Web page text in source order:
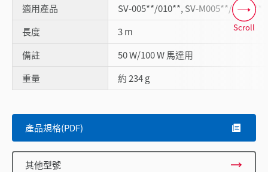
適用產品
SV-005**/010**, SV-M005**/M010**
長度
3 m
備註
50 W/100 W 馬達用
重量
約 234 g
Scroll
產品規格(PDF)
其他型號